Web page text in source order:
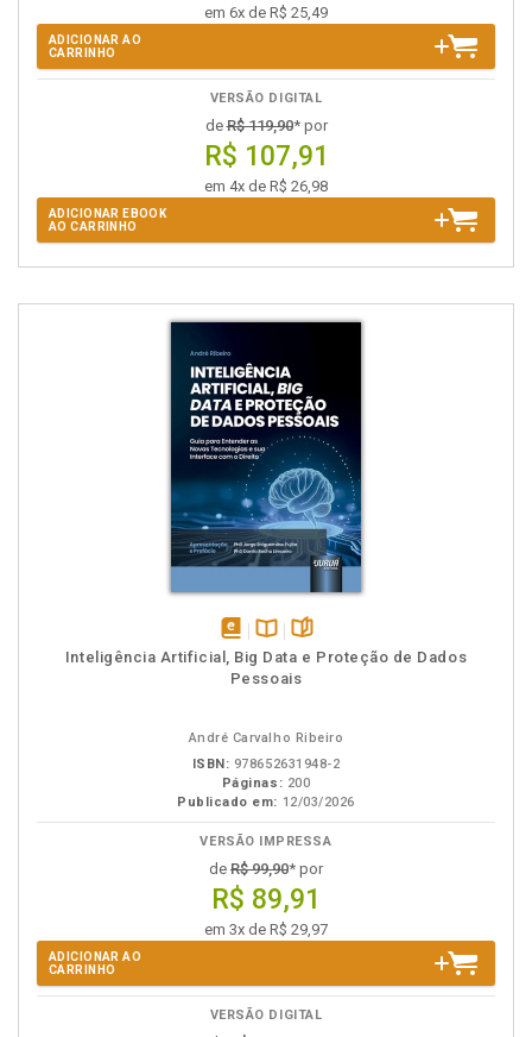
em 6x de R$ 25,49
ADICIONAR AO
CARRINHO
VERSÃO DIGITAL
deR$ 119,90* por
R$ 107,91
em 4x de R$ 26,98
ADICIONAR EBOOK
AO CARRINHO
disponível
em
Disponível
na
páginas
Inteligência Artificial, Big Data e Proteção de Dados
Pessoais
André Carvalho Ribeiro
ISBN: 978652631948-2
Páginas: 200
Publicado em: 12/03/2026
VERSÃO IMPRESSA
de R$ 99,90* por
R$ 89,91
em 3x de R$ 29,97
ADICIONAR AO
CARRINHO
VERSÃO DIGITAL